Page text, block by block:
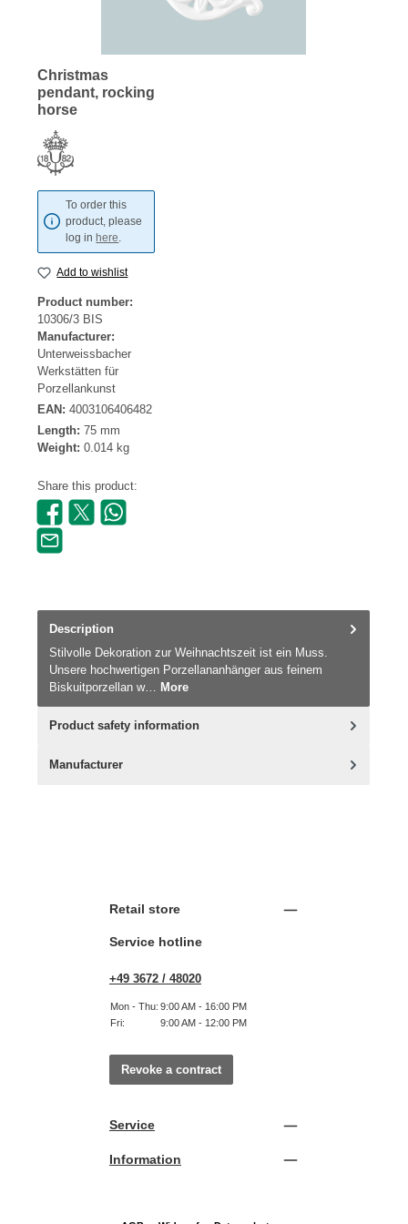
Christmas
pendant, rocking
horse
To order this
product, please
log in here.
Add to wishlist
Product number:
10306/3 BIS
Manufacturer:
Unterweissbacher
Werkstätten für
Porzellankunst
EAN: 4003106406482
Length: 75 mm
Weight: 0.014 kg
Share this product:
Description
Stilvolle Dekoration zur Weihnachtszeit ist ein Muss.
Unsere hochwertigen Porzellananhänger aus feinem
Biskuitporzellan w… More
Product safety information
Manufacturer
Retail store
Service hotline
+49 3672 / 48020
Mon - Thu: 9:00 AM - 16:00 PM
Fri:
9:00 AM - 12:00 PM
Revoke a contract
Service
Information